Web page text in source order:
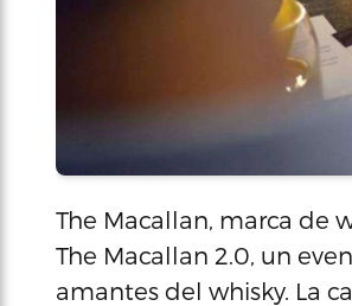
The Macallan, marca de
The Macallan 2.0, un
amantes del whisky. La